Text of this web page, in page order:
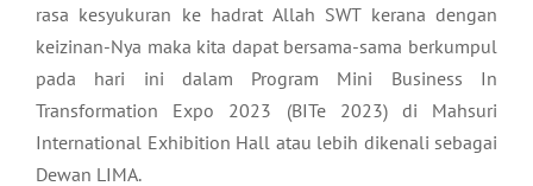
rasa kesyukuran ke hadrat Allah SWT kerana dengan
keizinan-Nya maka kita dapat bersama-sama berkumpul
pada hari ini dalam Program Mini Business In
Transformation Expo 2023 (BITe 2023) di Mahsuri
International Exhibition Hall atau lebih dikenali sebagai
Dewan LIMA.